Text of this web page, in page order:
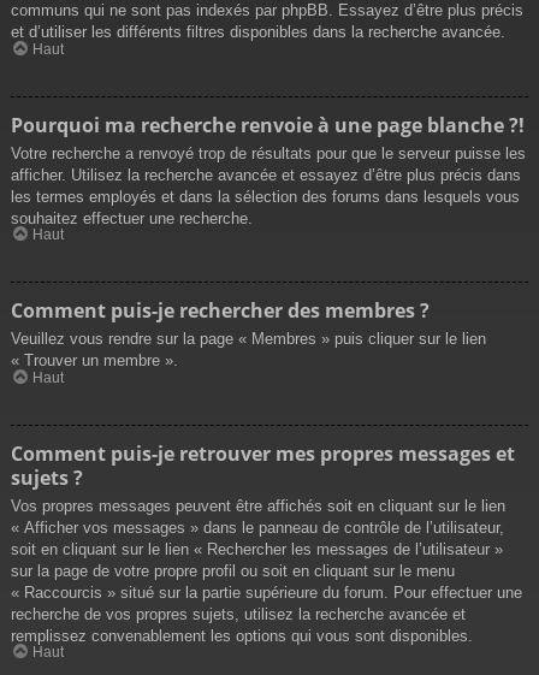
communs qui ne sont pas indexés par phpBB. Essayez d’être plus précis
et d’utiliser les différents filtres disponibles dans la recherche avancée.
Haut
Pourquoi ma recherche renvoie à une page blanche ?!
Votre recherche a renvoyé trop de résultats pour que le serveur puisse les
afficher. Utilisez la recherche avancée et essayez d’être plus précis dans
les termes employés et dans la sélection des forums dans lesquels vous
souhaitez effectuer une recherche.
Haut
Comment puis-je rechercher des membres ?
Veuillez vous rendre sur la page « Membres » puis cliquer sur le lien
« Trouver un membre ».
Haut
Comment puis-je retrouver mes propres messages et
sujets ?
Vos propres messages peuvent être affichés soit en cliquant sur le lien
« Afficher vos messages » dans le panneau de contrôle de l’utilisateur,
soit en cliquant sur le lien « Rechercher les messages de l’utilisateur »
sur la page de votre propre profil ou soit en cliquant sur le menu
« Raccourcis » situé sur la partie supérieure du forum. Pour effectuer une
recherche de vos propres sujets, utilisez la recherche avancée et
remplissez convenablement les options qui vous sont disponibles.
Haut